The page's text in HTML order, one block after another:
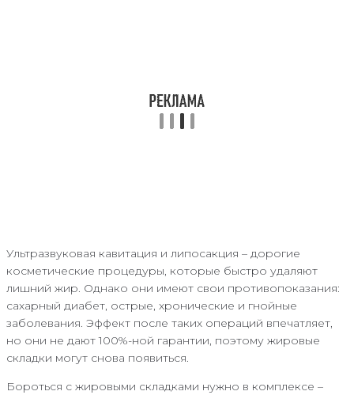
Ультразвуковая кавитация и липосакция – дорогие
косметические процедуры, которые быстро удаляют
лишний жир. Однако они имеют свои противопоказания:
сахарный диабет, острые, хронические и гнойные
заболевания. Эффект после таких операций впечатляет,
но они не дают 100%-ной гарантии, поэтому жировые
складки могут снова появиться.
Бороться с жировыми складками нужно в комплексе –